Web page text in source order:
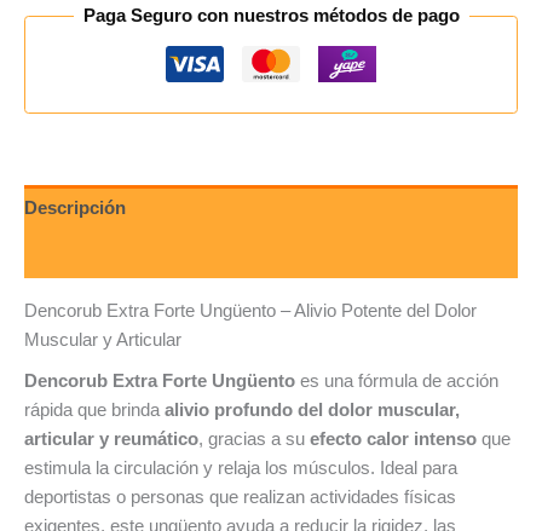
Paga Seguro con nuestros métodos de pago
Descripción
Dencorub Extra Forte Ungüento – Alivio Potente del Dolor
Muscular y Articular
Dencorub Extra Forte Ungüento es una fórmula de acción
rápida que brinda alivio profundo del dolor muscular,
articular y reumático, gracias a su efecto calor intenso que
estimula la circulación y relaja los músculos. Ideal para
deportistas o personas que realizan actividades físicas
exigentes, este ungüento ayuda a reducir la rigidez, las